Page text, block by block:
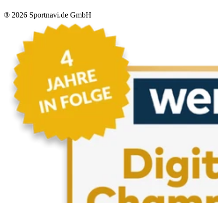
® 2026 Sportnavi.de GmbH